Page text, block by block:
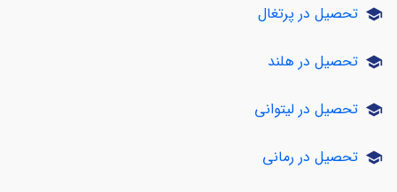
school تحصیل در پرتغال
school تحصیل در هلند
school تحصیل در لیتوانی
school تحصیل در رمانی